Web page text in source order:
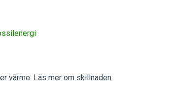
värme. Läs mer om skillnaden